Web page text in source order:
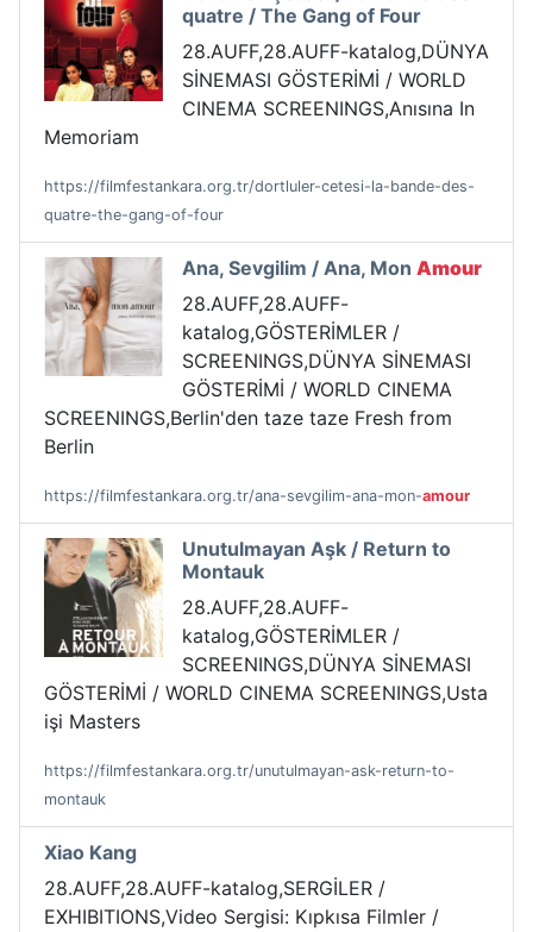
quatre / The Gang of Four
28.AUFF,28.AUFF-katalog,DÜNYA
SİNEMASI GÖSTERİMİ / WORLD
CINEMA SCREENINGS,Anısına In
Memoriam
https://filmfestankara.org.tr/dortluler-cetesi-la-bande-des-
quatre-the-gang-of-four
Ana, Sevgilim / Ana, Mon Amour
28.AUFF,28.AUFF-
katalog,GÖSTERİMLER /
SCREENINGS,DÜNYA SİNEMASI
GÖSTERİMİ / WORLD CINEMA
SCREENINGS,Berlin'den taze taze Fresh from
Berlin
https://filmfestankara.org.tr/ana-sevgilim-ana-mon-amour
Unutulmayan Aşk / Return to
Montauk
28.AUFF,28.AUFF-
katalog,GÖSTERİMLER /
SCREENINGS,DÜNYA SİNEMASI
GÖSTERİMİ / WORLD CINEMA SCREENINGS,Usta
işi Masters
https://filmfestankara.org.tr/unutulmayan-ask-return-to-
montauk
Xiao Kang
28.AUFF,28.AUFF-katalog,SERGİLER /
EXHIBITIONS,Video Sergisi: Kıpkısa Filmler /